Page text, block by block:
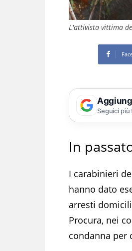
L'attivista vittima
Seguici
In
I carabinieri
hanno dato
arresti
Procura, nei
condanna per